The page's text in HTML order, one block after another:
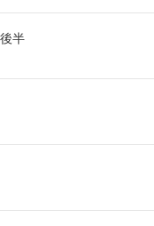
半